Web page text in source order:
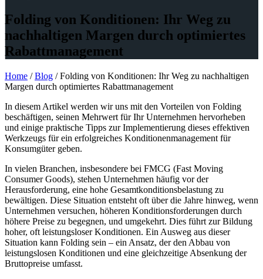
Folding von Konditionen: Ihr Weg zu
nachhaltigen Margen durch optimiertes
Rabattmanagement
Home /Blog /Folding von Konditionen: Ihr Weg zu nachhaltigen
Margen durch optimiertes Rabattmanagement
In diesem Artikel werden wir uns mit den Vorteilen von Folding
beschäftigen, seinen Mehrwert für Ihr Unternehmen hervorheben
und einige praktische Tipps zur Implementierung dieses effektiven
Werkzeugs für ein erfolgreiches Konditionenmanagement für
Konsumgüter geben.
In vielen Branchen, insbesondere bei FMCG (Fast Moving
Consumer Goods), stehen Unternehmen häufig vor der
Herausforderung, eine hohe Gesamtkonditionsbelastung zu
bewältigen. Diese Situation entsteht oft über die Jahre hinweg, wenn
Unternehmen versuchen, höheren Konditionsforderungen durch
höhere Preise zu begegnen, und umgekehrt. Dies führt zur Bildung
hoher, oft leistungsloser Konditionen. Ein Ausweg aus dieser
Situation kann Folding sein – ein Ansatz, der den Abbau von
leistungslosen Konditionen und eine gleichzeitige Absenkung der
Bruttopreise umfasst.